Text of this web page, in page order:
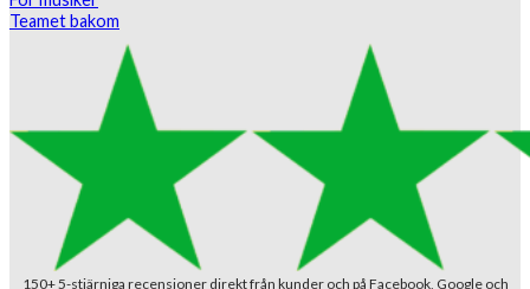
Teamet bakom
150+ 5-stjärniga recensioner direkt från kunder och på Facebook, Google och